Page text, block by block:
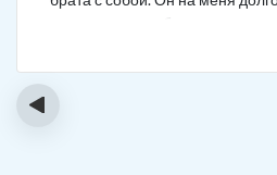
понял, что если бы я не пошла
выкарабкался. После курса
не принимает.
‹